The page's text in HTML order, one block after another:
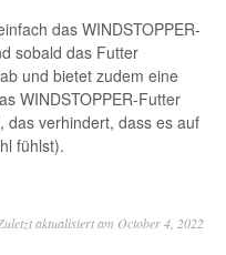
das WINDSTOPPER-
sobald das Futter
und bietet zudem eine
WINDSTOPPER-Futter
das verhindert, dass es auf
fühlst).
aktualisiert am October 4, 2022